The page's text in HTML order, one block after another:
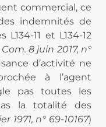
commercial, ce
indemnités de
11 et L134-12
Com. 8 juin 2017, n°
d’activité ne
à l’agent
pas toutes les
la totalité des
1971, n° 69-10167)